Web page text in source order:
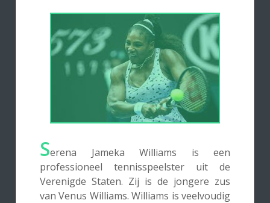
Serena Jameka Williams is een
professioneel tennisspeelster uit de
Verenigde Staten. Zij is de jongere zus
van Venus Williams. Williams is veelvoudig